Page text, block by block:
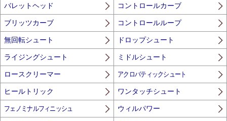
バレットヘッド コントロールカーブ
ブリッツカーブ コントロールループ
無回転シュート ドロップシュート
ライジングシュート ミドルシュート
ロースクリーマー アクロバティックシュート
ヒールトリック ワンタッチシュート
フェノミナルフィニッシュ ウィルパワー